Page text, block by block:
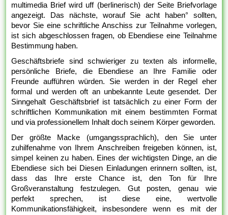
multimedia Brief wird uff (berlinerisch) der Seite Briefvorlage
angezeigt. Das nächste, worauf Sie acht haben° sollten,
bevor Sie eine schriftliche Anschiss zur Teilnahme vorlegen,
ist sich abgeschlossen fragen, ob Ebendiese eine Teilnahme
Bestimmung haben.
Geschäftsbriefe sind schwieriger zu texten als informelle,
persönliche Briefe, die Ebendiese an Ihre Familie oder
Freunde aufführen würden. Sie werden in der Regel eher
formal und werden oft an unbekannte Leute gesendet. Der
Sinngehalt Geschäftsbrief ist tatsächlich zu einer Form der
schriftlichen Kommunikation mit einem bestimmten Format
und via professionellem Inhalt doch seinem Körper geworden.
Der größte Macke (umgangssprachlich), den Sie unter
zuhilfenahme von Ihrem Anschreiben freigeben können, ist,
simpel keinen zu haben. Eines der wichtigsten Dinge, an die
Ebendiese sich bei Diesen Einladungen erinnern sollten, ist,
dass das Ihre erste Chance ist, den Ton für Ihre
Großveranstaltung festzulegen. Gut posten, genau wie
perfekt sprechen, ist diese eine, wertvolle
Kommunikationsfähigkeit, insbesondere wenn es mit der